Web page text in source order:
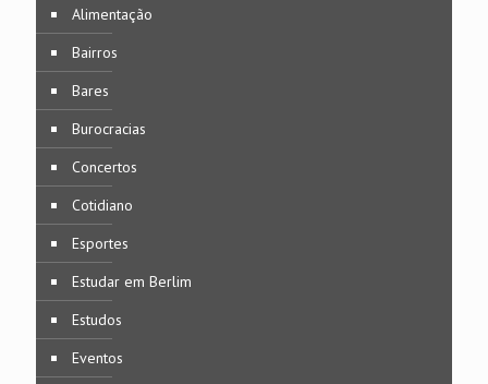
Alimentação
Bairros
Bares
Burocracias
Concertos
Cotidiano
Esportes
Estudar em Berlim
Estudos
Eventos